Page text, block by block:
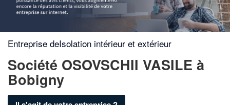
Entreprise deIsolation intérieur et extérieur
Société OSOVSCHII VASILE à
Bobigny